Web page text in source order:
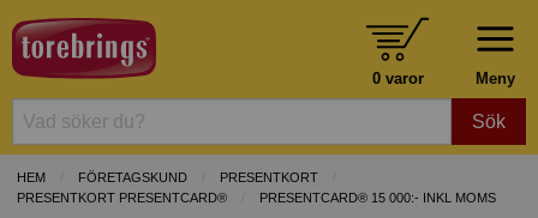
Meny
0 varor
Sök
HEM FÖRETAGSKUND
PRESENTKORT
PRESENTKORT PRESENTCARD®
PRESENTCARD® 15 000:- INKL MOMS